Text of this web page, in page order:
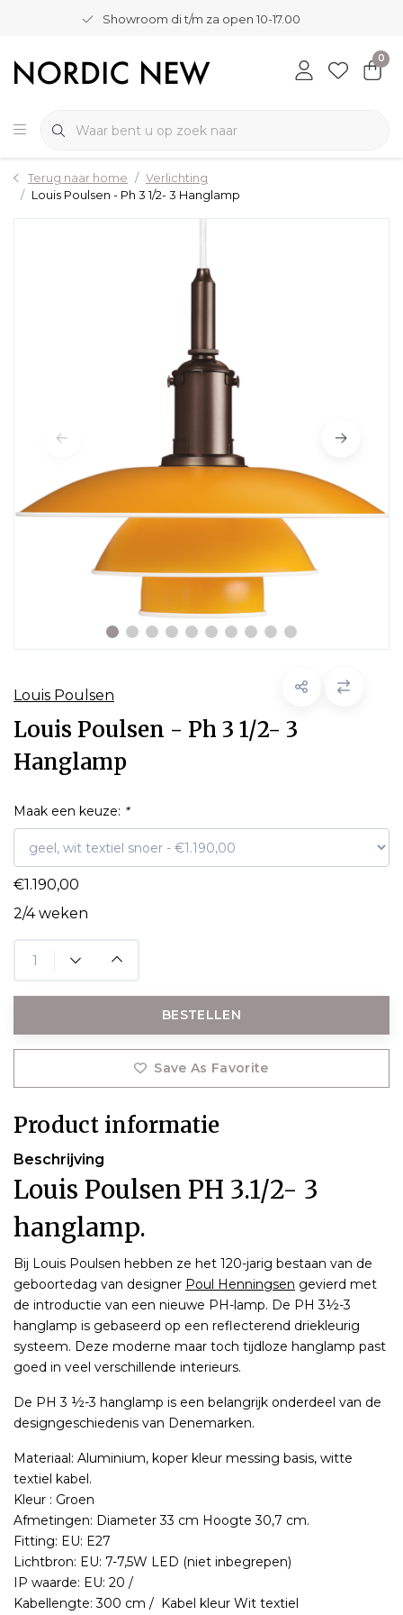
Showroom di t/m za open 10-17.00
0
Terug naar home
Verlichting
Louis Poulsen - Ph 3 1/2- 3 Hanglamp
Louis Poulsen
Louis Poulsen - Ph 3 1/2- 3
Hanglamp
Maak een keuze: *
€1.190,00
2/4 weken
BESTELLEN
Save As Favorite
Product informatie
Beschrijving
Louis Poulsen PH 3.1/2- 3
hanglamp.
Bij Louis Poulsen hebben ze het 120-jarig bestaan van de
geboortedag van designer Poul Henningsen gevierd met
de introductie van een nieuwe PH-lamp. De PH 3½-3
hanglamp is gebaseerd op een reflecterend driekleurig
systeem. Deze moderne maar toch tijdloze hanglamp past
goed in veel verschillende interieurs.
De PH 3 ½-3 hanglamp is een belangrijk onderdeel van de
designgeschiedenis van Denemarken.
Materiaal: Aluminium, koper kleur messing basis, witte
textiel kabel.
Kleur : Groen
Afmetingen: Diameter 33 cm Hoogte 30,7 cm.
Fitting: EU: E27
Lichtbron: EU: 7-7,5W LED (niet inbegrepen)
IP waarde: EU: 20 /
Kabellengte: 300 cm / Kabel kleur Wit textiel